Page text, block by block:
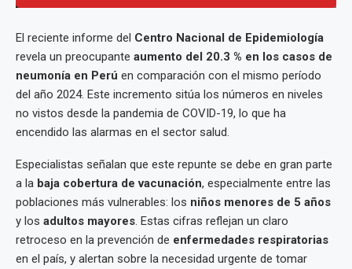
El reciente informe del Centro Nacional de Epidemiología
revela un preocupante aumento del 20.3 % en los casos de
neumonía en Perú en comparación con el mismo período
del año 2024. Este incremento sitúa los números en niveles
no vistos desde la pandemia de COVID-19, lo que ha
encendido las alarmas en el sector salud.
Especialistas señalan que este repunte se debe en gran parte
a la baja cobertura de vacunación, especialmente entre las
poblaciones más vulnerables: los niños menores de 5 años
y los adultos mayores. Estas cifras reflejan un claro
retroceso en la prevención de enfermedades respiratorias
en el país, y alertan sobre la necesidad urgente de tomar